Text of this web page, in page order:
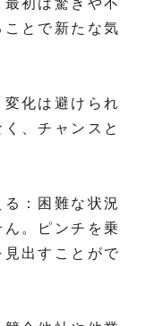
初は驚きや不
とで新たな気
化は避けられ
、チャンスと
：困難な状況
。ピンチを乗
出すことがで